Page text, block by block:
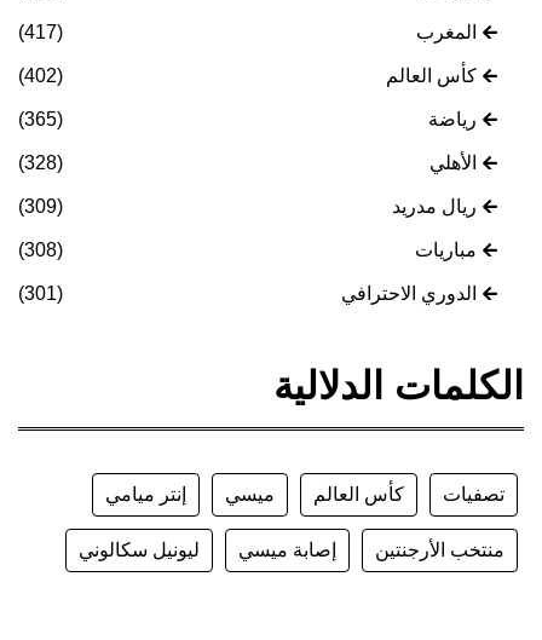
المغرب (417)
كأس العالم (402)
رياضة (365)
الأهلي (328)
ريال مدريد (309)
مباريات (308)
الدوري الاحترافي (301)
الكلمات الدلالية
تصفيات كأس العالم ميسي إنتر ميامي
منتخب الأرجنتين إصابة ميسي ليونيل سكالوني